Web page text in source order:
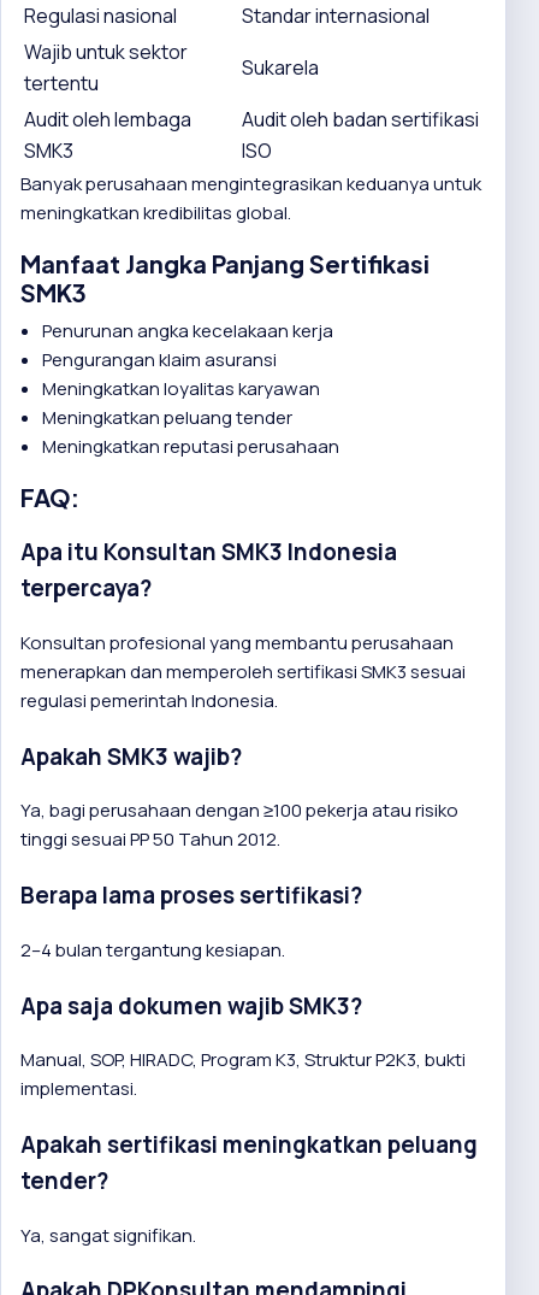
Regulasi nasional
Standar internasional
Wajib untuk sektor
tertentu
Sukarela
Audit oleh lembaga
SMK3
Audit oleh badan sertifikasi
ISO
Banyak perusahaan mengintegrasikan keduanya untuk
meningkatkan kredibilitas global.
Manfaat Jangka Panjang Sertifikasi
SMK3
Penurunan angka kecelakaan kerja
Pengurangan klaim asuransi
Meningkatkan loyalitas karyawan
Meningkatkan peluang tender
Meningkatkan reputasi perusahaan
FAQ:
Apa itu Konsultan SMK3 Indonesia
terpercaya?
Konsultan profesional yang membantu perusahaan
menerapkan dan memperoleh sertifikasi SMK3 sesuai
regulasi pemerintah Indonesia.
Apakah SMK3 wajib?
Ya, bagi perusahaan dengan ≥100 pekerja atau risiko
tinggi sesuai PP 50 Tahun 2012.
Berapa lama proses sertifikasi?
2–4 bulan tergantung kesiapan.
Apa saja dokumen wajib SMK3?
Manual, SOP, HIRADC, Program K3, Struktur P2K3, bukti
implementasi.
Apakah sertifikasi meningkatkan peluang
tender?
Ya, sangat signifikan.